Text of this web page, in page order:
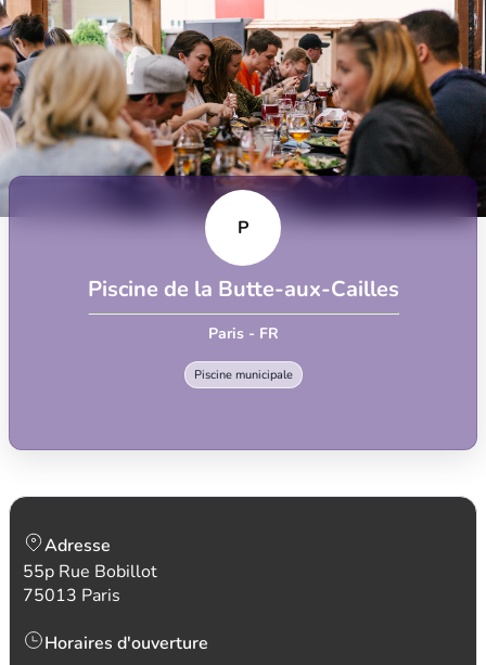
P
Piscine de la Butte-aux-Cailles
Paris - FR
Piscine municipale
Adresse
55p Rue Bobillot
75013 Paris
Horaires d'ouverture